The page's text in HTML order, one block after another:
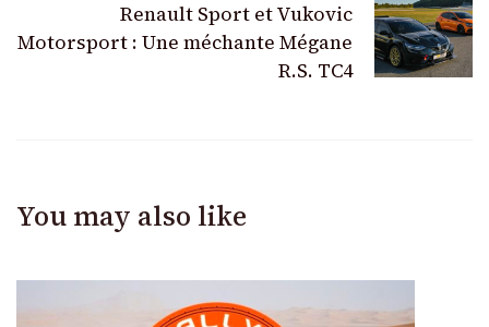
Renault Sport et Vukovic
Motorsport : Une méchante Mégane
R.S. TC4
You may also like